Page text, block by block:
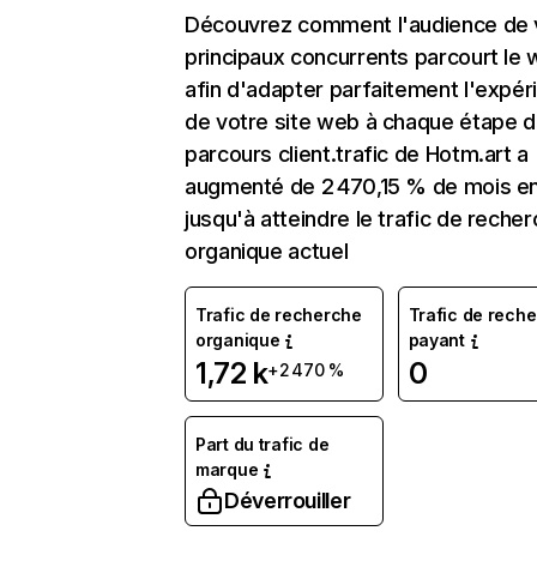
Découvrez comment l'audience de
principaux concurrents parcourt le
afin d'adapter parfaitement
de votre site web à chaque étape
parcours client.trafic de Hotm.art a
augmenté de 2 470,15 % de mois
jusqu'à atteindre le trafic de
organique actuel
Trafic de recherche
organique
1,72 k+2 470 %
Trafic de
payant
0
Part du trafic de
marque
Déverrouiller